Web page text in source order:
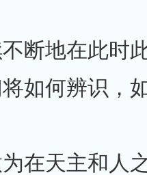
断地在此时
如何辨识，
在天主和人